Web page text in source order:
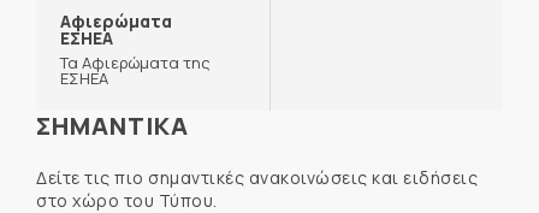
Αφιερώματα
ΕΣΗΕΑ
Τα Αφιερώματα της
ΕΣΗΕΑ
ΣΗΜΑΝΤΙΚΑ
Δείτε τις πιο σημαντικές ανακοινώσεις και ειδήσεις
στο χώρο του Τύπου.